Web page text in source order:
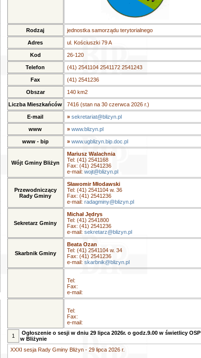
Rodzaj jednostka samorządu terytorialnego
Adres ul. Kościuszki 79 A
Kod 26-120
Telefon (41) 2541104 2541172 2541243
Fax (41) 2541236
Obszar 140 km2
Liczba Mieszkańców 7416 (stan na 30 czerwca 2026 r.)
E-mail » sekretariat@blizyn.pl
www » www.blizyn.pl
www - bip » www.ugblizyn.bip.doc.pl
Wójt Gminy Bliżyn
Mariusz Walachnia
Tel: (41) 2541168
Fax: (41) 2541236
e-mail: wojt@blizyn.pl
Przewodniczący
Rady Gminy
Sławomir Młodawski
Tel: (41) 2541104 w. 36
Fax: (41) 2541236
e-mail: radagminy@blizyn.pl
Sekretarz Gminy
Michał Jędrys
Tel: (41) 2541800
Fax: (41) 2541236
e-mail: sekretarz@blizyn.pl
Skarbnik Gminy
Beata Ozan
Tel: (41) 2541104 w. 34
Fax: (41) 2541236
e-mail: skarbnik@blizyn.pl
Tel:
Fax:
e-mail:
Tel:
Fax:
e-mail:
1
Ogłoszenie o sesji w dniu 29 lipca 2026r. o godz.9.00 w świetlicy OSP
w Bliżynie
XXXI sesja Rady Gminy Bliżyn - 29 lipca 2026 r.